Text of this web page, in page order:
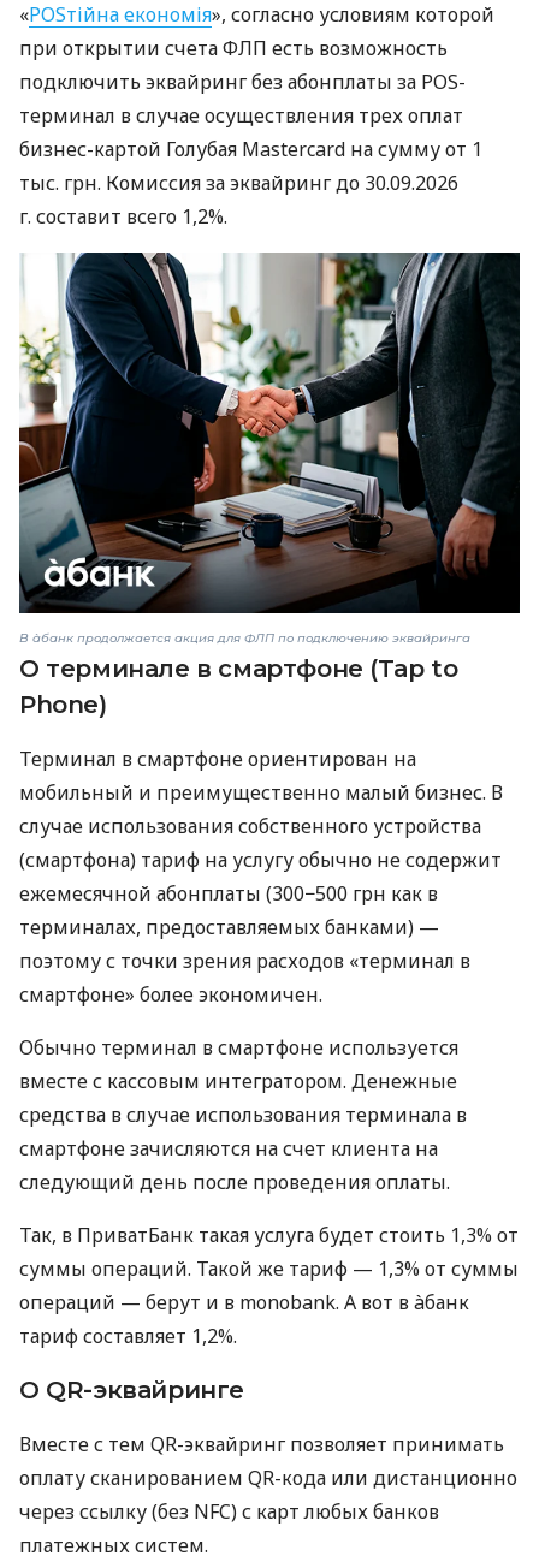
«POSтійна економія», согласно условиям которой
при открытии счета ФЛП есть возможность
подключить эквайринг без абонплаты за POS-
терминал в случае осуществления трех оплат
бизнес-картой Голубая Mastercard на сумму от 1
тыс. грн. Комиссия за эквайринг до 30.09.2026
г. составит всего 1,2%.
В àбанк продолжается акция для ФЛП по подключению эквайринга
О терминале в смартфоне (Tap to
Phone)
Терминал в смартфоне ориентирован на
мобильный и преимущественно малый бизнес. В
случае использования собственного устройства
(смартфона) тариф на услугу обычно не содержит
ежемесячной абонплаты (300−500 грн как в
терминалах, предоставляемых банками) —
поэтому с точки зрения расходов «терминал в
смартфоне» более экономичен.
Обычно терминал в смартфоне используется
вместе с кассовым интегратором. Денежные
средства в случае использования терминала в
смартфоне зачисляются на счет клиента на
следующий день после проведения оплаты.
Так, в ПриватБанк такая услуга будет стоить 1,3% от
суммы операций. Такой же тариф — 1,3% от суммы
операций — берут и в monobank. А вот в àбанк
тариф составляет 1,2%.
О QR-эквайринге
Вместе с тем QR-эквайринг позволяет принимать
оплату сканированием QR-кода или дистанционно
через ссылку (без NFC) с карт любых банков
платежных систем.